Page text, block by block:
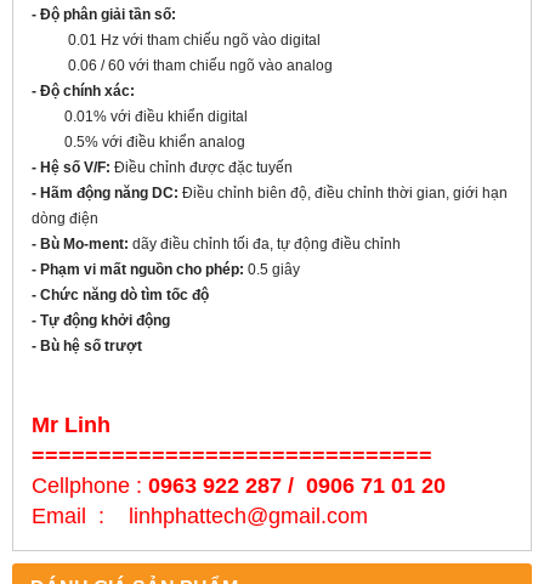
- Độ phân giải tần số:
0.01 Hz với tham chiếu ngõ vào digital
0.06 / 60 với tham chiếu ngõ vào analog
- Độ chính xác:
0.01% với điều khiển digital
0.5% với điều khiển analog
- Hệ số V/F: Điều chỉnh được đặc tuyến
- Hãm động năng DC: Điều chỉnh biên độ, điều chỉnh thời gian, giới hạn
dòng điện
- Bù Mo-ment: dãy điều chỉnh tối đa, tự động điều chỉnh
- Phạm vi mất nguồn cho phép: 0.5 giây
- Chức năng dò tìm tốc độ
- Tự động khởi động
- Bù hệ số trượt
Mr Linh
==============================
Cellphone : 0963 922 287 / 0906 71 01 20
Email : linhphattech@gmail.com